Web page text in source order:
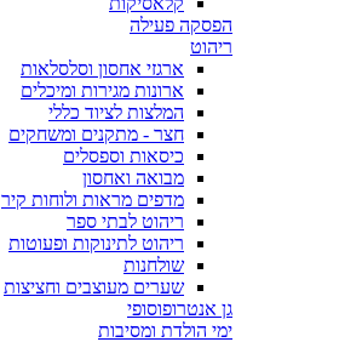
הפסקה פעילה
ריהוט
ארגזי אחסון וסלסלאות
ארונות מגירות ומיכלים
המלצות לציוד כללי
חצר - מתקנים ומשחקים
כיסאות וספסלים
מבואה ואחסון
מדפים מראות ולוחות קיר
ריהוט לבתי ספר
ריהוט לתינוקות ופעוטות
שולחנות
שערים מעוצבים וחציצות
גן אנטרופוסופי
ימי הולדת ומסיבות